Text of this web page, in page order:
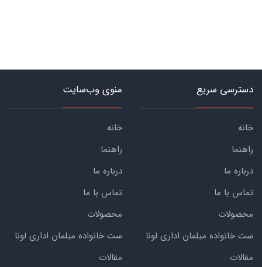
دسترسی سریع
خانه
راهنما
درباره ما
تماس با ما
محصولات
ست خانواده مبلمان اداری لونا
مقالات
منوی وب‌سایت
خانه
راهنما
درباره ما
تماس با ما
محصولات
ست خانواده مبلمان اداری لونا
مقالات